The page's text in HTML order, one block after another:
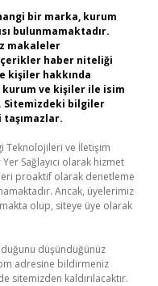
bir marka, kurum
bulunmamaktadır.
makaleler
haber niteliği
kişiler hakkında
kurum ve kişiler ile isim
Sitemizdeki bilgiler
Teknolojileri ve İletişim
Sağlayıcı olarak hizmet
proaktif olarak denetleme
Ancak, üyelerimiz
olup, siteye üye olarak
düşündüğünüz
adresine bildirmeniz
sitemizden kaldırılacaktır.